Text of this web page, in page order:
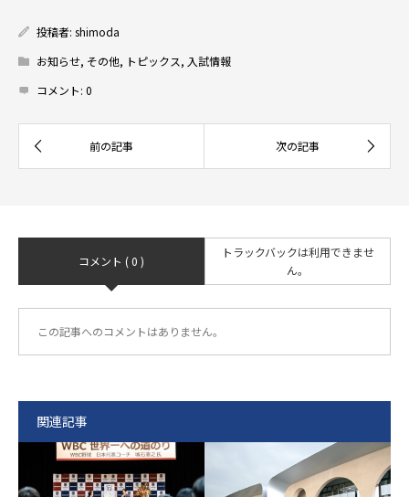
投稿者: shimoda
お知らせ, その他, トピックス, 入試情報
コメント: 0
コメント ( 0 )
トラックバックは利用できませ
ん。
この記事へのコメントはありません。
関連記事